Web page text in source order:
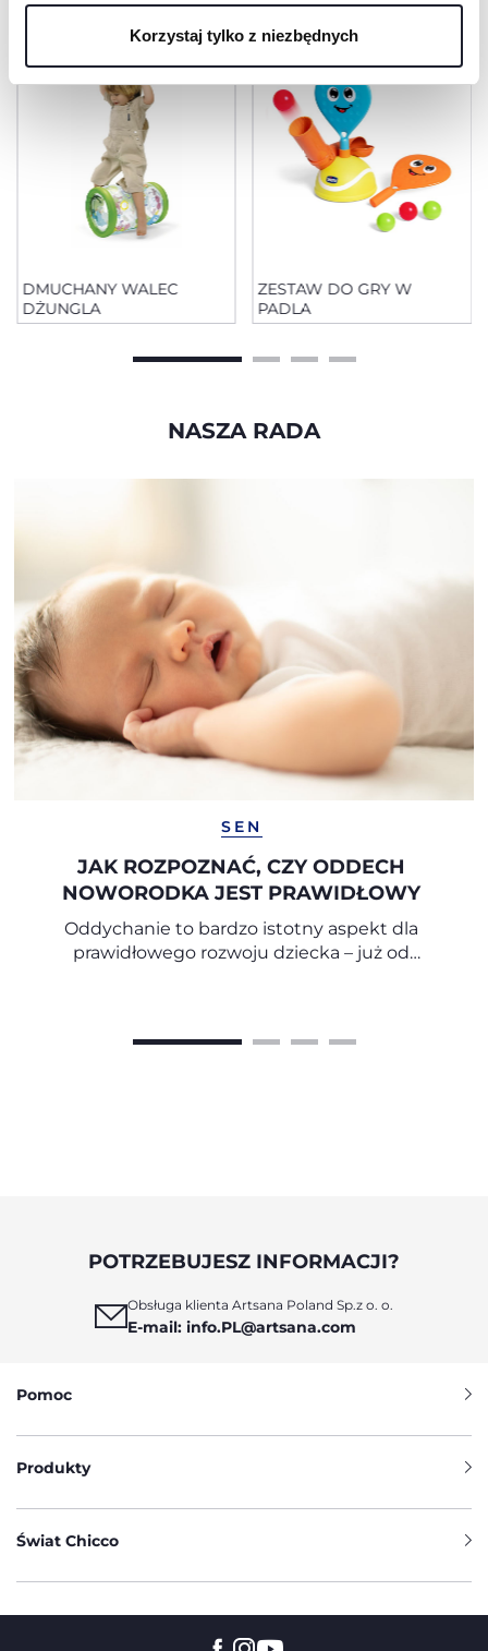
Korzystaj tylko z niezbędnych
DMUCHANY WALEC
DŻUNGLA
ZESTAW DO GRY W
PADLA
NASZA RADA
SEN
JAK ROZPOZNAĆ, CZY ODDECH
NOWORODKA JEST PRAWIDŁOWY
Oddychanie to bardzo istotny aspekt dla
prawidłowego rozwoju dziecka – już od
POTRZEBUJESZ INFORMACJI?
Obsługa klienta Artsana Poland Sp.z o. o.
E-mail: info.PL@artsana.com
Pomoc
Produkty
Świat Chicco